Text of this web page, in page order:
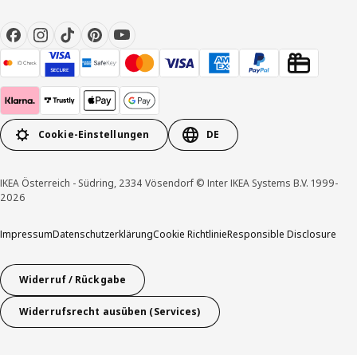
Cookie-Einstellungen DE
IKEA Österreich - Südring, 2334 Vösendorf © Inter IKEA Systems B.V. 1999-
2026
ImpressumDatenschutzerklärungCookie RichtlinieResponsible Disclosure
Widerruf / Rückgabe
Widerrufsrecht ausüben (Services)